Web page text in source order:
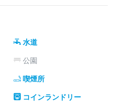
水道
公園
喫煙所
コインランドリー